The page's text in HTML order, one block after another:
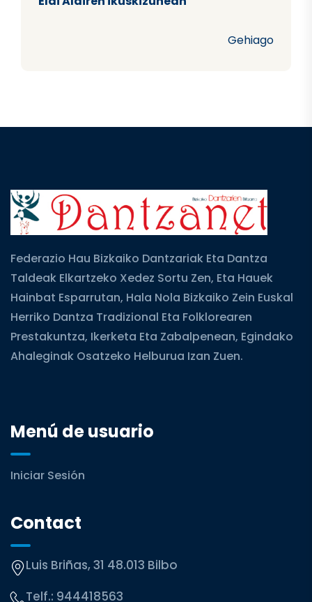
Gehiago
Federazio Hau Bizkaiko Dantzariak Eta Dantza
Taldeak Elkartzeko Xedez Sortu Zen, Eta Hauek
Hainbat Esparrutan, Hala Nola Bizkaiko Zein Euskal
Herriko Dantza Tradizional Eta Folklorearen
Prestakuntza, Ikerketa Eta Zabalpenean, Egindako
Ahaleginak Osatzeko Helburua Izan Zuen.
Menú de usuario
Iniciar Sesión
Contact
Luis Briñas, 31 48.013 Bilbo
Telf.: 944418563